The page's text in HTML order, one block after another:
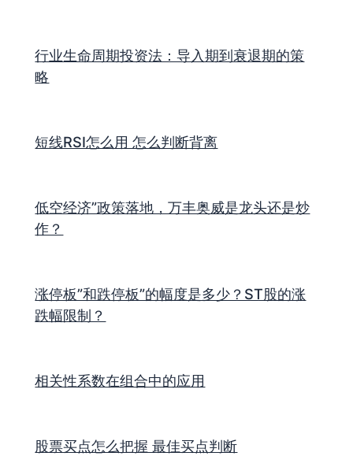
行业生命周期投资法：导入期到衰退期的策
略
短线RSI怎么用 怎么判断背离
低空经济”政策落地，万丰奥威是龙头还是炒
作？
涨停板”和跌停板”的幅度是多少？ST股的涨
跌幅限制？
相关性系数在组合中的应用
股票买点怎么把握 最佳买点判断